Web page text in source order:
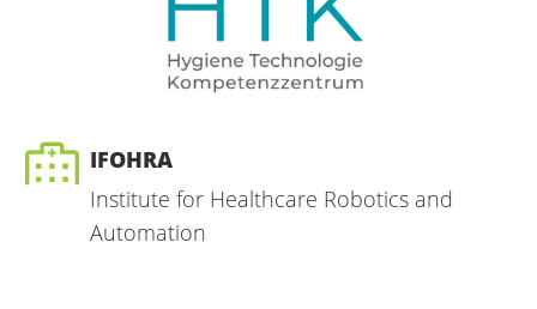
IFOHRA
Institute for Healthcare Robotics and
Automation